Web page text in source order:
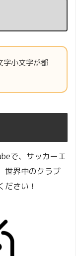
字小文字が都
で、サッカーエ
世界中のクラブ
さい！